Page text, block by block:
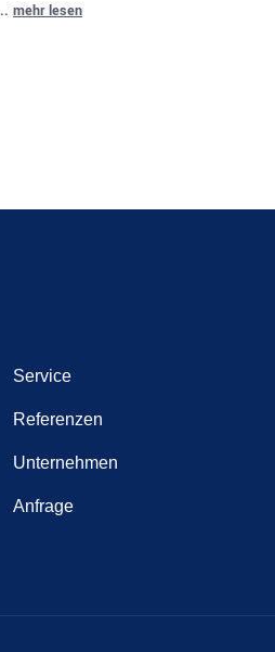
mehr lesen
Service
Referenzen
Unternehmen
Anfrage